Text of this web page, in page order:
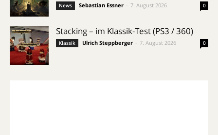
News Sebastian Essner 7. August 2026 0
Stacking – im Klassik-Test (PS3 / 360)
Klassik Ulrich Steppberger 7. August 2026 0